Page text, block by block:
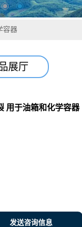
容器
展厅
用于油箱和化学容器
发送咨询信息